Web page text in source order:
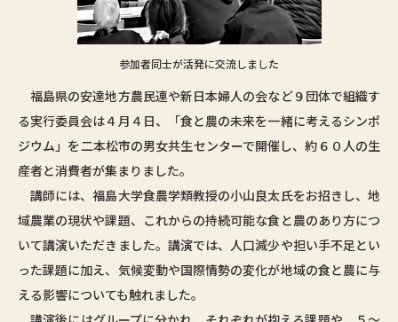
参加者同士が活発に交流しました
福島県の安達地方農民連や新日本婦人の会など９団体で組織す
る実行委員会は４月４日、「食と農の未来を一緒に考えるシンポ
ジウム」を二本松市の男女共生センターで開催し、約６０人の生
産者と消費者が集まりました。
講師には、福島大学食農学類教授の小山良太氏をお招きし、地
域農業の現状や課題、これからの持続可能な食と農のあり方につ
いて講演いただきました。講演では、人口減少や担い手不足とい
った課題に加え、気候変動や国際情勢の変化が地域の食と農に与
える影響についても触れました。